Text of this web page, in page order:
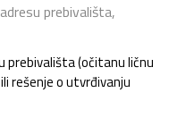
prebivališta,
prebivališta (očitanu ličnu
rešenje o utvrđivanju